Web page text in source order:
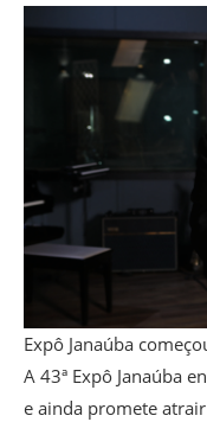
Expô Janaúba
A 43ª Expô Janaúba
e ainda promete